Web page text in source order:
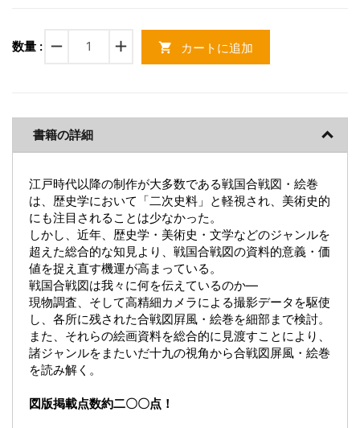
数量 : remove add shopping_cart カートに追加
書籍の詳細
江戸時代以降の制作が大多数である戦国合戦図・絵巻
は、歴史学において「二次史料」と軽視され、美術史的
にも注目されることは少なかった。
しかし、近年、歴史学・美術史・文学などのジャンルを
超えた総合的な知見より、戦国合戦図の資料的意義・価
値を捉え直す機運が高まっている。
戦国合戦図は我々に何を伝えているのか―
現物調査、そして高精細カメラによる撮影データを駆使
し、各所に残された合戦図屛風・絵巻を細部まで検討。
また、それらの絵画資料を総合的に見渡すことにより、
諸ジャンルをまたいだ十九の視角から合戦図屏風・絵巻
を読み解く。
図版掲載点数約二〇〇点！